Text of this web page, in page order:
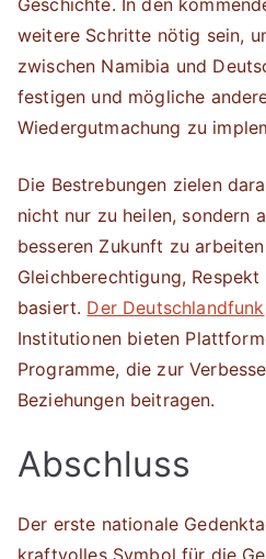
Geschichte. In den
weitere Schritte nötig sein,
zwischen Namibia und
festigen und mögliche
Wiedergutmachung zu
Die Bestrebungen zielen
nicht nur zu heilen, sondern
besseren Zukunft zu
Gleichberechtigung,
basiert. Der Deutschlandfunk
Institutionen bieten
Programme, die zur
Beziehungen beitragen.
Abschluss
Der erste nationale
kraftvolles Symbol für die